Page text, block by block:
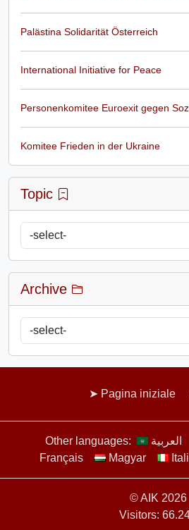
Palästina Solidarität Österreich
International Initiative for Peace
Personenkomitee Euroexit gegen
Komitee Frieden in der Ukraine
Topic
Archive
Pagina iniziale
Other languages: العربية
Français
Magyar
© AIK 2026
Visitors: